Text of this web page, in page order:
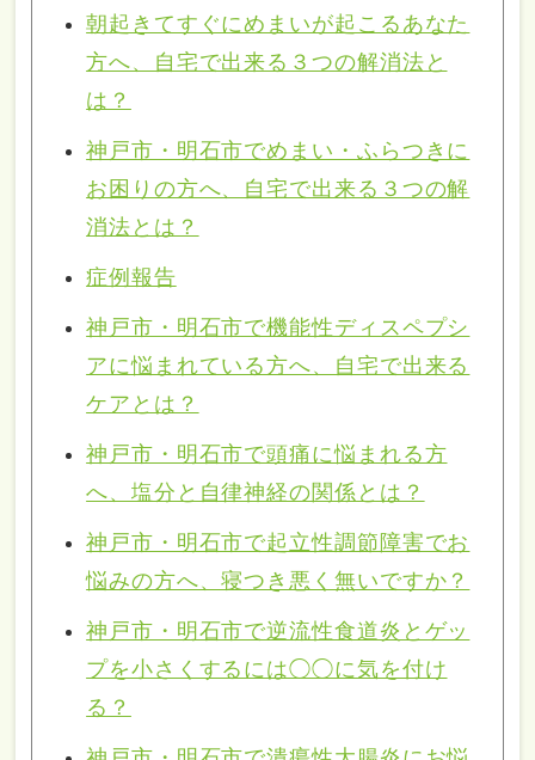
朝起きてすぐにめまいが起こるあなた
方へ、自宅で出来る３つの解消法と
は？
神戸市・明石市でめまい・ふらつきに
お困りの方へ、自宅で出来る３つの解
消法とは？
症例報告
神戸市・明石市で機能性ディスペプシ
アに悩まれている方へ、自宅で出来る
ケアとは？
神戸市・明石市で頭痛に悩まれる方
へ、塩分と自律神経の関係とは？
神戸市・明石市で起立性調節障害でお
悩みの方へ、寝つき悪く無いですか？
神戸市・明石市で逆流性食道炎とゲッ
プを小さくするには◯◯に気を付け
る？